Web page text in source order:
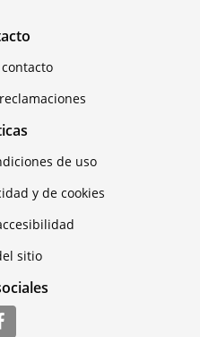
de uso
y de cookies
sitio